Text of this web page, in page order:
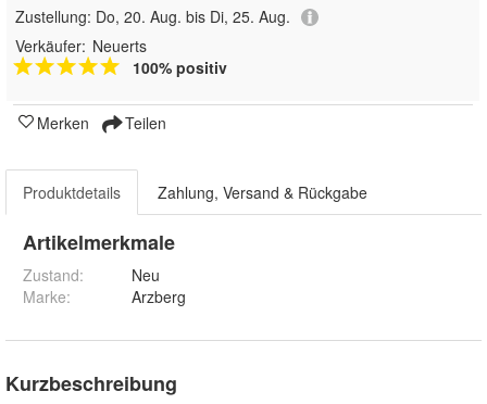
Zustellung: Do, 20. Aug. bis Di, 25. Aug.
Verkäufer: Neuerts
100% positiv
Merken Teilen
Produktdetails Zahlung, Versand & Rückgabe
Artikelmerkmale
Zustand:
Neu
Marke:
Arzberg
Kurzbeschreibung